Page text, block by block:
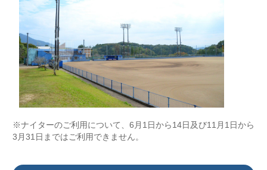
※ナイターのご利用について、6月1日から14日及び11月1日から
3月31日まではご利用できません。